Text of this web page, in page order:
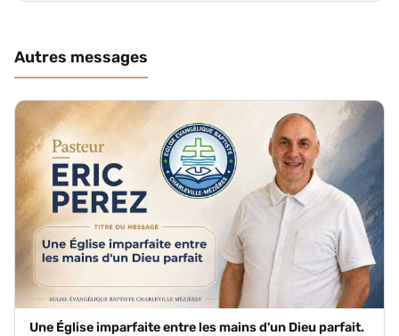
Autres messages
Une Église imparfaite entre les mains d'un Dieu parfait.